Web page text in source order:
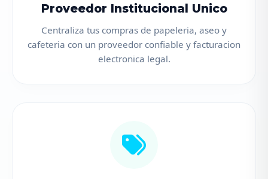
Proveedor Institucional Unico
Centraliza tus compras de papeleria, aseo y
cafeteria con un proveedor confiable y facturacion
electronica legal.